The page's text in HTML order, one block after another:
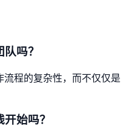
吗？
程的复杂性，而不仅仅是
始吗？